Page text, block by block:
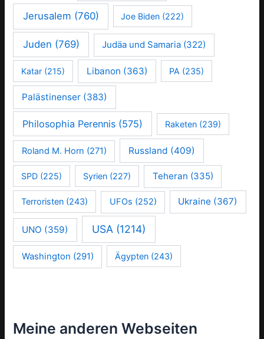
Jerusalem (760) Joe Biden (222)
Juden (769) Judäa und Samaria (322)
Katar (215) Libanon (363) PA (235)
Palästinenser (383)
Philosophia Perennis (575) Raketen(239)
Roland M. Horn (271) Russland (409)
SPD (225) Syrien (227) Teheran (335)
Terroristen (243) UFOs (252) Ukraine (367)
UNO (359) USA (1214)
Washington (291) Ägypten (243)
Meine anderen Webseiten